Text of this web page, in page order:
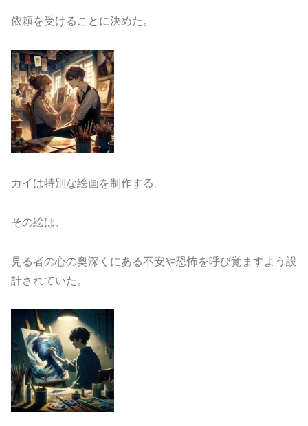
依頼を受けることに決めた。
カイは特別な絵画を制作する。
その絵は、
見る者の心の奥深くにある不安や恐怖を呼び覚ますよう設
計されていた。